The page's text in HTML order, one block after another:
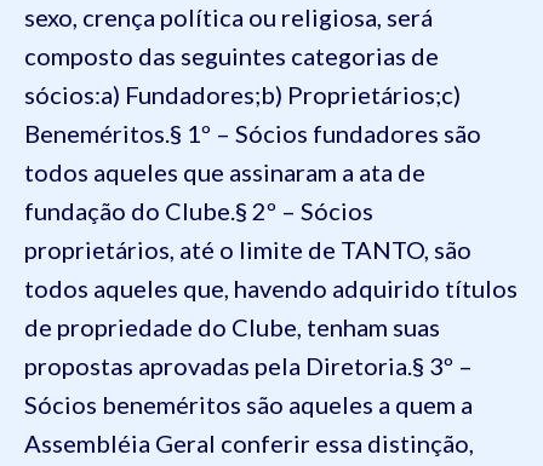
sexo, crença política ou religiosa, será
composto das seguintes categorias de
sócios:a) Fundadores;b) Proprietários;c)
Beneméritos.§ 1º – Sócios fundadores são
todos aqueles que assinaram a ata de
fundação do Clube.§ 2º – Sócios
proprietários, até o limite de TANTO, são
todos aqueles que, havendo adquirido títulos
de propriedade do Clube, tenham suas
propostas aprovadas pela Diretoria.§ 3º –
Sócios beneméritos são aqueles a quem a
Assembléia Geral conferir essa distinção,